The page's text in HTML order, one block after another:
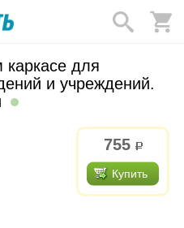
каркасе для
и учреждений.
755 р.
Купить